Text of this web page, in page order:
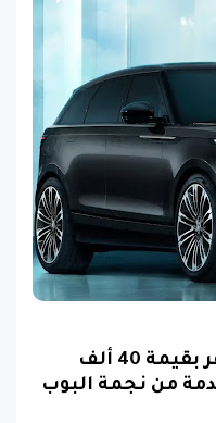
مسابقة ربح سيارة لاند روفر بقيمة 40 ألف
من نجمة البوب